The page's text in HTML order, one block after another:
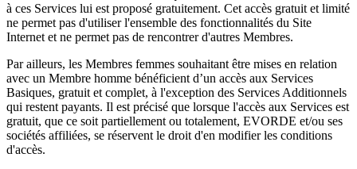
à ces Services lui est proposé gratuitement. Cet accès gratuit et limité
ne permet pas d'utiliser l'ensemble des fonctionnalités du Site
Internet et ne permet pas de rencontrer d'autres Membres.
Par ailleurs, les Membres femmes souhaitant être mises en relation
avec un Membre homme bénéficient d’un accès aux Services
Basiques, gratuit et complet, à l'exception des Services Additionnels
qui restent payants. Il est précisé que lorsque l'accès aux Services est
gratuit, que ce soit partiellement ou totalement, EVORDE et/ou ses
sociétés affiliées, se réservent le droit d'en modifier les conditions
d'accès.